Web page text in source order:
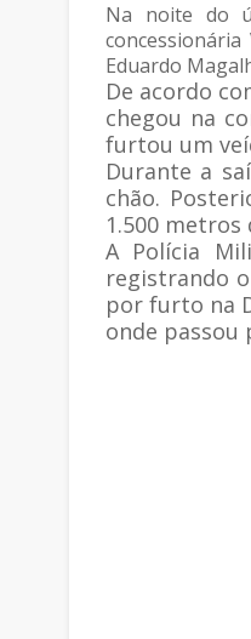
Na noite do
Eduardo
De acordo
chegou na
furtou um
Durante a
chão.
1.500
A Polícia
registrando
por furto na
onde passou